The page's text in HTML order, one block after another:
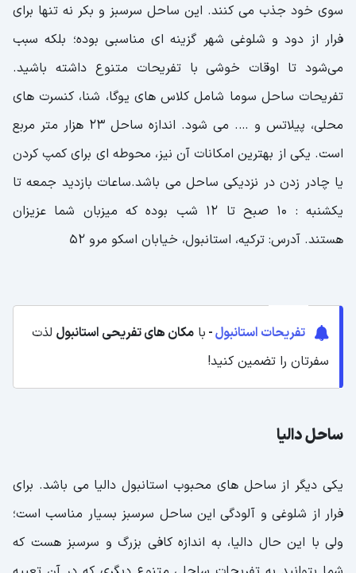
سوی خود جذب می کنند. این ساحل سرسبز و بکر نه تنها برای
فرار از دود و شلوغی شهر گزینه ای مناسبی بوده؛ بلکه سبب
می‌شود تا اوقات خوشی با تفریحات متنوع داشته باشید.
تفریحات ساحل سوما شامل کلاس های یوگا، شنا، کنسرت های
محلی، پیلاتس و …. می شود. اندازه ساحل 23 هزار متر مربع
است. یکی از بهترین امکانات آن نیز، محوطه ای برای کمپ کردن
یا چادر زدن در نزدیکی ساحل می باشد.ساعات بازدید جمعه تا
یکشنبه : ۱۰ صبح تا ۱۲ شب بوده که میزبان شما عزیزان
هستند. آدرس: ترکیه، استانبول، خیابان اسکو مرو ۵۲
تفریحات استانبول- با مکان های تفریحی استانبول لذت
سفرتان را تضمین کنید!
ساحل دالیا
یکی دیگر از ساحل های محبوب استانبول دالیا می باشد. برای
فرار از شلوغی و آلودگی این ساحل سرسبز بسیار مناسب است؛
ولی با این حال دالیا، به اندازه کافی بزرگ و سرسبز هست که